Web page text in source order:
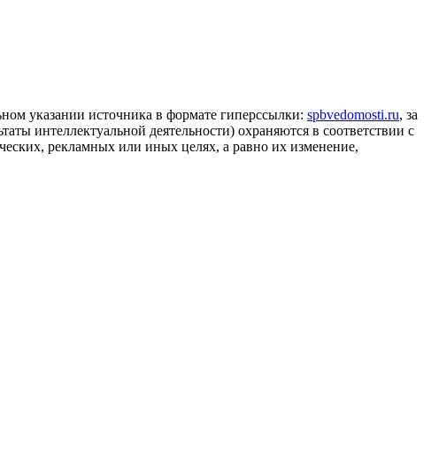
указании источника в формате гиперссылки: spbvedomosti.ru, за
интеллектуальной деятельности) охраняются в соответствии с
рекламных или иных целях, а равно их изменение,